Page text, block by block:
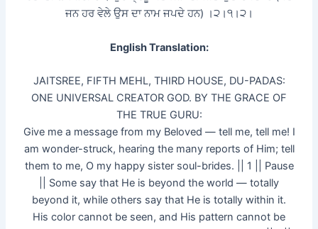
ਜਨ ਹਰ ਵੇਲੇ ਉਸ ਦਾ ਨਾਮ ਜਪਦੇ ਹਨ) ।੨।੧।੨।
English Translation:
JAITSREE, FIFTH MEHL, THIRD HOUSE, DU-PADAS:
ONE UNIVERSAL CREATOR GOD. BY THE GRACE OF
THE TRUE GURU:
Give me a message from my Beloved — tell me, tell me! I
am wonder-struck, hearing the many reports of Him; tell
them to me, O my happy sister soul-brides. || 1 || Pause
|| Some say that He is beyond the world — totally
beyond it, while others say that He is totally within it.
His color cannot be seen, and His pattern cannot be